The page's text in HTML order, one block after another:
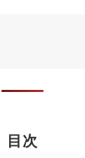
目次